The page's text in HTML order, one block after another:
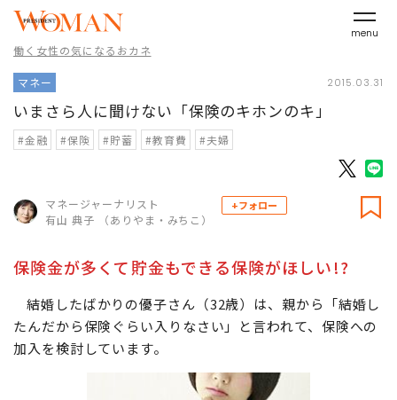
menu
働く女性の気になるおカネ
マネー 2015.03.31
いまさら人に聞けない「保険のキホンのキ」
#金融 #保険 #貯蓄 #教育費 #夫婦
マネージャーナリスト
有山 典子 （ありやま・みちこ）
+フォロー
保険金が多くて貯金もできる保険がほしい!?
結婚したばかりの優子さん（32歳）は、親から「結婚し
たんだから保険ぐらい入りなさい」と言われて、保険への
加入を検討しています。